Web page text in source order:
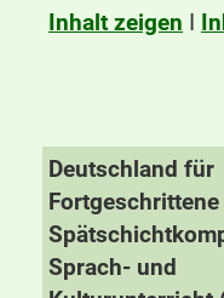
Inhalt zeigen I
Deutschland für
Fortgeschrittene
Sprach- und